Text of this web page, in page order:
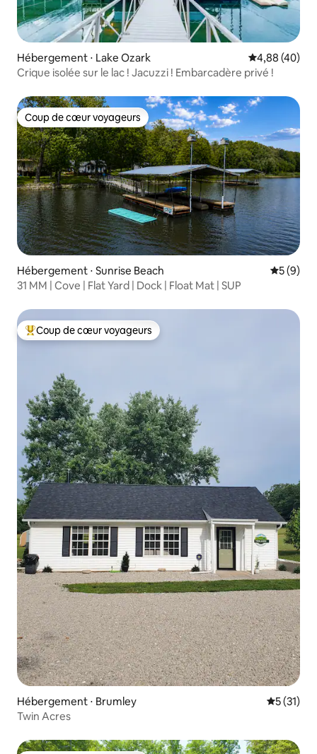
Hébergement ⋅ Lake Ozark Évaluation
4,88 (40)
Crique isolée sur le lac ! Jacuzzi ! Embarcadère privé !
Coup de cœur voyageurs
Coup de cœur voyageurs
Hébergement ⋅ Sunrise Beach
5 (9)
31 MM | Cove | Flat Yard | Dock | Float Mat | SUP
Coups de cœur voyageurs les plus appréciés
Coup de cœur voyageurs
Hébergement ⋅ Brumley
5 (31)
Twin Acres